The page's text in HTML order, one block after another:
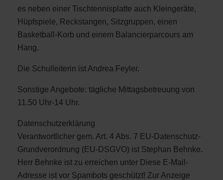
es neben einer Tischtennisplatte auch Kleingeräte,
Hüpfspiele, Reckstangen, Sitzgruppen, einen
Basketball-Korb und einem Balancierparcours am
Hang.
Die Schulleiterin ist Andrea Feyler.
Sonstige Angebote: tägliche Mittagsbetreuung von
11.50 Uhr-14 Uhr.
Datenschutzerklärung
Verantwortlicher gem. Art. 4 Abs. 7 EU-Datenschutz-
Grundverordnung (EU-DSGVO) ist Stephan Behnke.
Herr Behnke ist zu erreichen unter Diese E-Mail-
Adresse ist vor Spambots geschützt! Zur Anzeige